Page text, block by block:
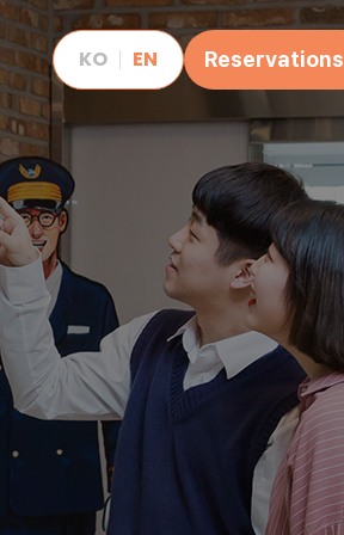
KO EN Reservations